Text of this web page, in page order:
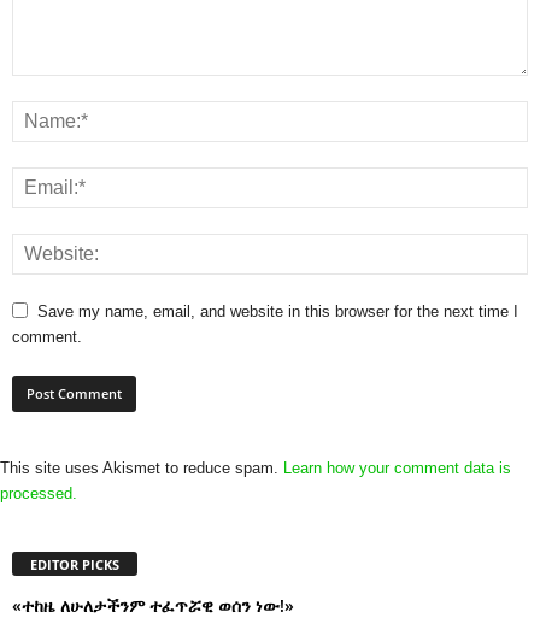
Save my name, email, and website in this browser for the next time I
comment.
This site uses Akismet to reduce spam. Learn how your comment data is
processed.
EDITOR PICKS
«ተከዜ ለሁለታችንም ተፈጥሯዊ ወሰን ነው!»